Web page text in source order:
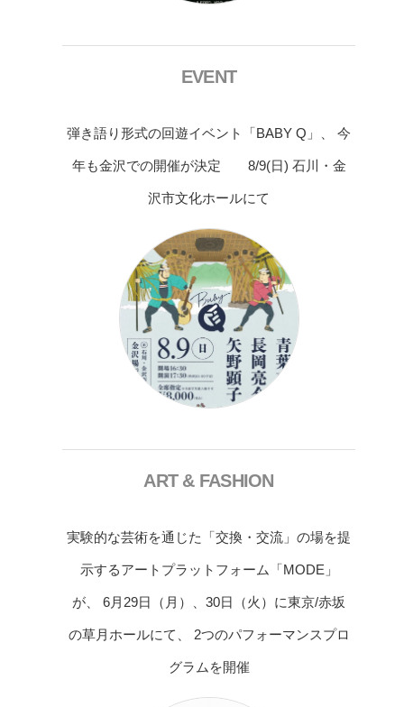
EVENT
弾き語り形式の回遊イベント「BABY Q」、 今
年も金沢での開催が決定 8/9(日) 石川・金
沢市文化ホールにて
ART & FASHION
実験的な芸術を通じた「交換・交流」の場を提
示するアートプラットフォーム「MODE」
が、 6月29日（月）、30日（火）に東京/赤坂
の草月ホールにて、 2つのパフォーマンスプロ
グラムを開催